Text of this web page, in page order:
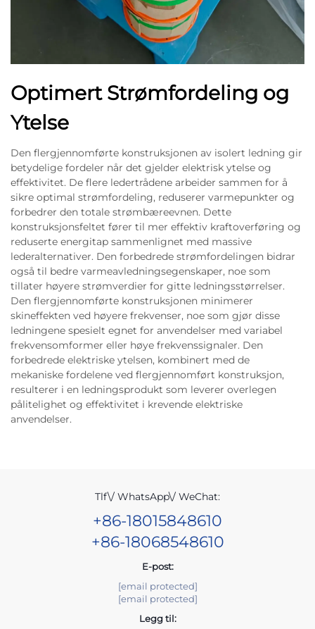
Optimert Strømfordeling og
Ytelse
Den flergjennomførte konstruksjonen av isolert ledning gir
betydelige fordeler når det gjelder elektrisk ytelse og
effektivitet. De flere ledertrådene arbeider sammen for å
sikre optimal strømfordeling, reduserer varmepunkter og
forbedrer den totale strømbæreevnen. Dette
konstruksjonsfeltet fører til mer effektiv kraftoverføring og
reduserte energitap sammenlignet med massive
lederalternativer. Den forbedrede strømfordelingen bidrar
også til bedre varmeavledningsegenskaper, noe som
tillater høyere strømverdier for gitte ledningsstørrelser.
Den flergjennomførte konstruksjonen minimerer
skineffekten ved høyere frekvenser, noe som gjør disse
ledningene spesielt egnet for anvendelser med variabel
frekvensomformer eller høye frekvenssignaler. Den
forbedrede elektriske ytelsen, kombinert med de
mekaniske fordelene ved flergjennomført konstruksjon,
resulterer i en ledningsprodukt som leverer overlegen
pålitelighet og effektivitet i krevende elektriske
anvendelser.
Tlf\/ WhatsApp\/ WeChat:
+86-18015848610
+86-18068548610
E-post:
[email protected]
[email protected]
Legg til: